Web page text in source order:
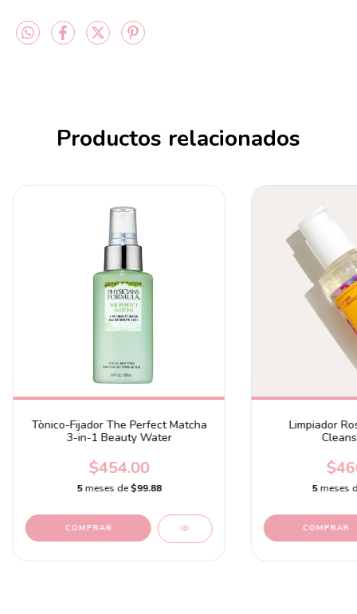
Productos relacionados
Tònico-Fijador The Perfect Matcha
3-in-1 Beauty Water
$454.00
5 meses de$99.88
Limpiador
5 meses